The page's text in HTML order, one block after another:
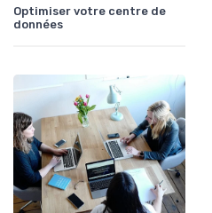
Optimiser votre centre de
données